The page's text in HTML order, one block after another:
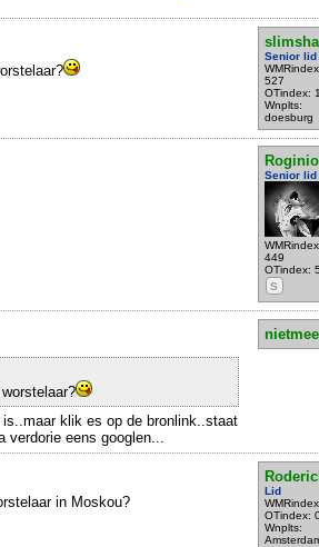
Senior lid
527
OTindex:
Wnplts:
doesburg
Senior lid
449
OTindex:
S
klik es op de bronlink..staat
eens googlen...
Lid
OTindex:
Wnplts:
in Moskou?